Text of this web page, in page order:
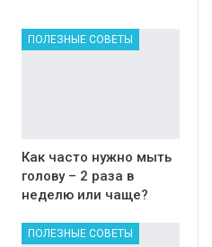
ПОЛЕЗНЫЕ СОВЕТЫ
Как часто нужно мыть
голову – 2 раза в
неделю или чаще?
ПОЛЕЗНЫЕ СОВЕТЫ